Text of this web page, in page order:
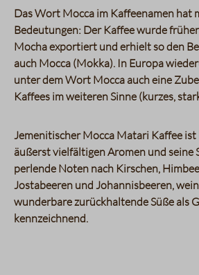
Das Wort Mocca im Kaffeenamen hat
Bedeutungen: Der Kaffee wurde
Mocha exportiert und erhielt so den
auch Mocca (Mokka). In Europa
unter dem Wort Mocca auch eine
Kaffees im weiteren Sinne (kurzes,
Jemenitischer Mocca Matari Kaffee
äußerst vielfältigen Aromen und seine
perlende Noten nach Kirschen,
Jostabeeren und Johannisbeeren,
wunderbare zurückhaltende Süße als
kennzeichnend.